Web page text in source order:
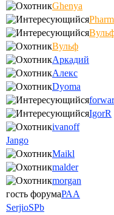
Ghenya
Вульф
Аркадий
Алекс
Dyoma
IgorR
ivanoff
Jango
Maikl
malder
morgan
гость форумаРАА
SerjioSPb